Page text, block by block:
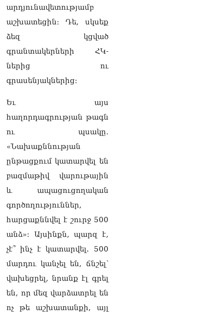
արդյունավետությամբ
աշխատեցին։ Դե, սկսեք
ձեզ կցված
գրանտակերների ՀԿ-
ներից ու
գրասենյակներից։
Եւ այս
հաղորդագրության թագն
ու պսակը․
«Նախաքննության
ընթացքում կատարվել են
բազմաթիվ վարութային
և ապացուցողական
գործողություններ,
հարցաքննվել է շուրջ 500
անձ»: Այսինքն, պարզ է,
չէ՞ ինչ է կատարվել. 500
մարդու կանչել են, ճնշել՝
վախեցրել, նրանք էլ գրել
են, որ մեզ վարձատրել են
ոչ թե աշխատանքի, այլ